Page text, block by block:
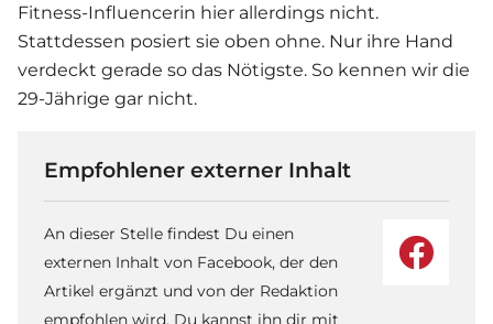
Fitness-Influencerin hier allerdings nicht.
Stattdessen posiert sie oben ohne. Nur ihre Hand
verdeckt gerade so das Nötigste. So kennen wir die
29-Jährige gar nicht.
Empfohlener externer Inhalt
An dieser Stelle findest Du einen
externen Inhalt von Facebook, der den
Artikel ergänzt und von der Redaktion
empfohlen wird. Du kannst ihn dir mit